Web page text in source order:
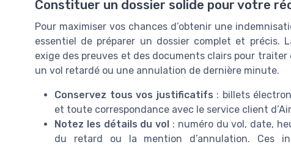
Constituer un dossier solide pour votre
Pour maximiser vos chances d’obtenir une
essentiel de préparer un dossier complet et précis.
exige des preuves et des documents clairs pour
un vol retardé ou une annulation de dernière minute.
Conservez tous vos justificatifs : billets
et toute correspondance avec le service client
Notez les détails du vol : numéro du vol, date,
du retard ou la mention d’annulation. Ces